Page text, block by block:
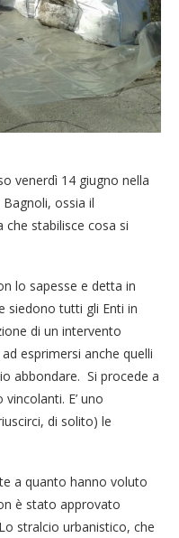
venerdì 14 giugno nella
Bagnoli, ossia il
stabilisce cosa si
lo sapesse e detta in
siedono tutti gli Enti in
di un intervento
esprimersi anche quelli
abbondare. Si procede a
E’ uno
di solito) le
a quanto hanno voluto
è stato approvato
stralcio urbanistico, che